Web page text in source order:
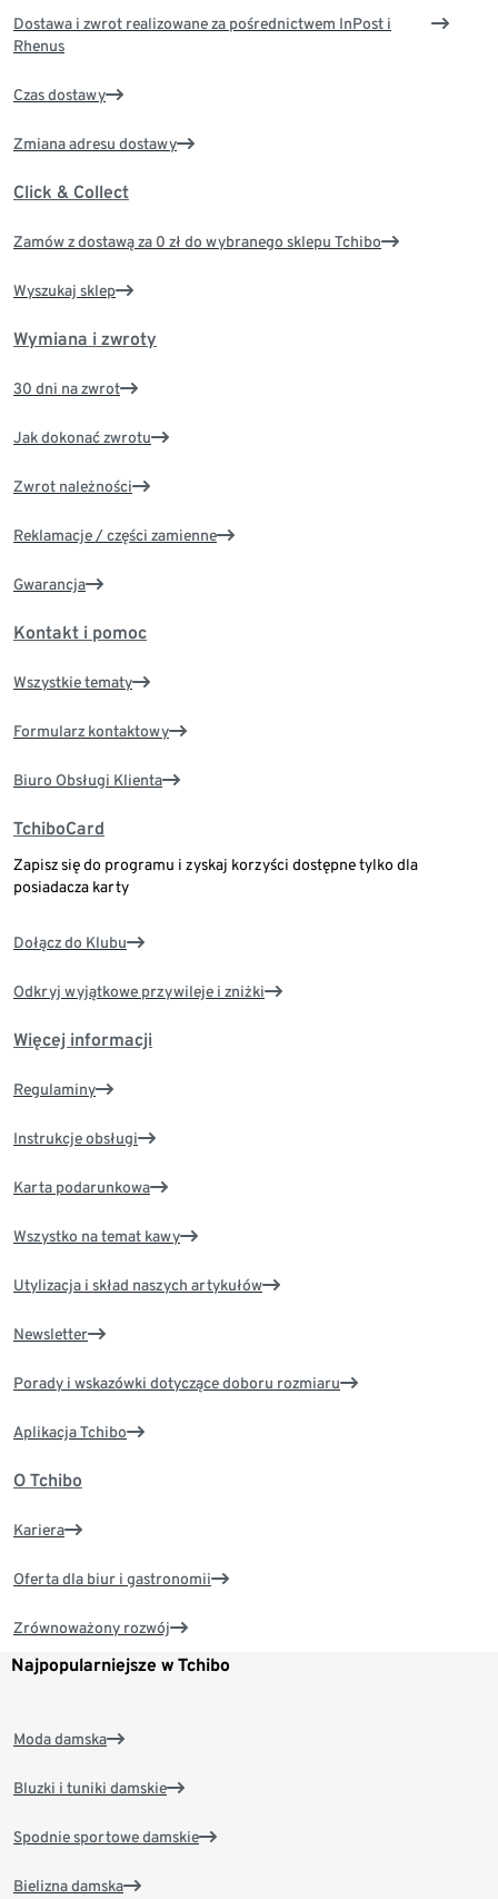
Dostawa i zwrot realizowane za pośrednictwem InPost i
Rhenus
Czas dostawy
Zmiana adresu dostawy
Click & Collect
Zamów z dostawą za 0 zł do wybranego sklepu Tchibo
Wyszukaj sklep
Wymiana i zwroty
30 dni na zwrot
Jak dokonać zwrotu
Zwrot należności
Reklamacje / części zamienne
Gwarancja
Kontakt i pomoc
Wszystkie tematy
Formularz kontaktowy
Biuro Obsługi Klienta
TchiboCard
Zapisz się do programu i zyskaj korzyści dostępne tylko dla
posiadacza karty
Dołącz do Klubu
Odkryj wyjątkowe przywileje i zniżki
Więcej informacji
Regulaminy
Instrukcje obsługi
Karta podarunkowa
Wszystko na temat kawy
Utylizacja i skład naszych artykułów
Newsletter
Porady i wskazówki dotyczące doboru rozmiaru
Aplikacja Tchibo
O Tchibo
Kariera
Oferta dla biur i gastronomii
Zrównoważony rozwój
Najpopularniejsze w Tchibo
Moda damska
Bluzki i tuniki damskie
Spodnie sportowe damskie
Bielizna damska